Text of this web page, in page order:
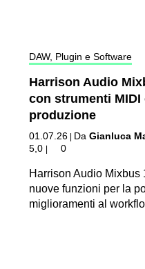
DAW, Plugin e Software
Harrison Audio
con strumenti
produzione
01.07.26 DaGianluca
5,0
0
Harrison Audio Mixbus
nuove funzioni per la
miglioramenti al